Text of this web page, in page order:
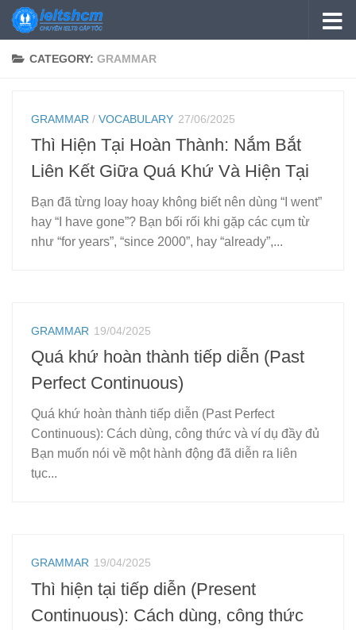
Skip to content
CATEGORY: GRAMMAR
GRAMMAR / VOCABULARY 27/06/2025
Thì Hiện Tại Hoàn Thành: Nắm Bắt
Liên Kết Giữa Quá Khứ Và Hiện Tại
Bạn đã từng loay hoay không biết nên dùng “I went”
hay “I have gone”? Bạn bối rối khi gặp các cụm từ
như “for years”, “since 2000”, hay “already”,...
GRAMMAR 19/04/2025
Quá khứ hoàn thành tiếp diễn (Past
Perfect Continuous)
Quá khứ hoàn thành tiếp diễn (Past Perfect
Continuous): Cách dùng, công thức và ví dụ đầy đủ
Bạn muốn nói về một hành động đã diễn ra liên
tục...
GRAMMAR 19/04/2025
Thì hiện tại tiếp diễn (Present
Continuous): Cách dùng, công thức